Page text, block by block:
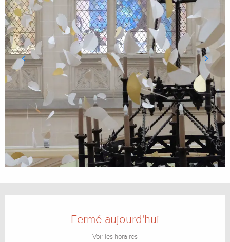
Fermé aujourd'hui
Voir les horaires